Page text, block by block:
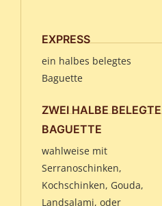
EXPRESS
ein halbes belegtes
Baguette
ZWEI HALBE BELEGTE
BAGUETTE
wahlweise mit
Serranoschinken,
Kochschinken, Gouda,
Landsalami, oder